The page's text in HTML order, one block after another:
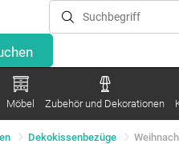
Möbel Zubehör und Dekorationen
Dekokissenbezüge